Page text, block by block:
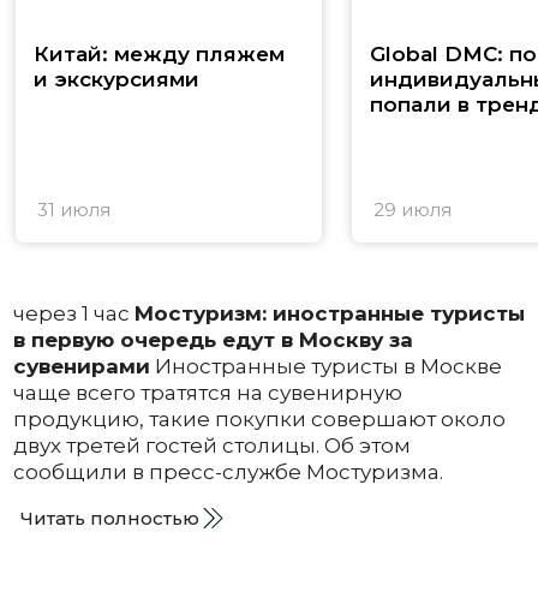
Китай: между пляжем
и экскурсиями
31 июля
Global DMC:
попали в
29 июля
через 1 час Мостуризм: иностранные туристы
в первую очередь едут в Москву за
сувенирами Иностранные туристы в Москве
чаще всего тратятся на сувенирную
продукцию, такие покупки совершают около
двух третей гостей столицы. Об этом
сообщили в пресс-службе Мостуризма.
Читать полностью